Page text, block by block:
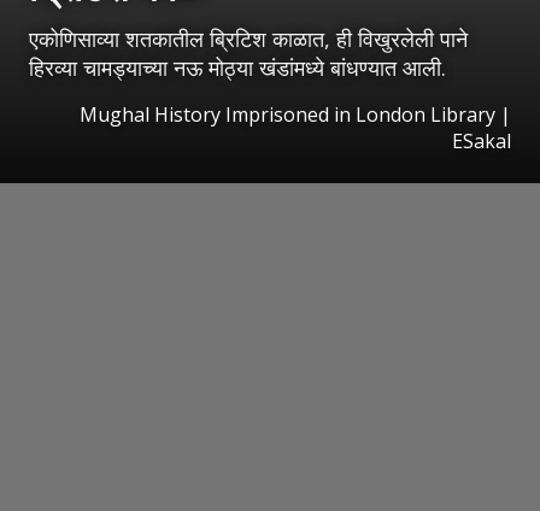
एकोणिसाव्या शतकातील ब्रिटिश काळात, ही विखुरलेली पाने
हिरव्या चामड्याच्या नऊ मोठ्या खंडांमध्ये बांधण्यात आली.
Mughal History Imprisoned in London Library |
ESakal